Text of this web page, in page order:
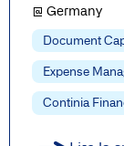
@ Germany
Document
Expense
Continia